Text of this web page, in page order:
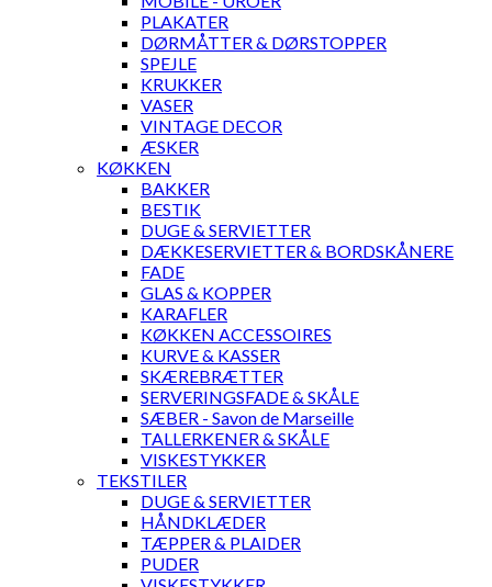
PLAKATER
DØRMÅTTER & DØRSTOPPER
SPEJLE
KRUKKER
VASER
VINTAGE DECOR
ÆSKER
KØKKEN
BAKKER
BESTIK
DUGE & SERVIETTER
DÆKKESERVIETTER & BORDSKÅNERE
FADE
GLAS & KOPPER
KARAFLER
KØKKEN ACCESSOIRES
KURVE & KASSER
SKÆREBRÆTTER
SERVERINGSFADE & SKÅLE
SÆBER - Savon de Marseille
TALLERKENER & SKÅLE
VISKESTYKKER
TEKSTILER
DUGE & SERVIETTER
HÅNDKLÆDER
TÆPPER & PLAIDER
PUDER